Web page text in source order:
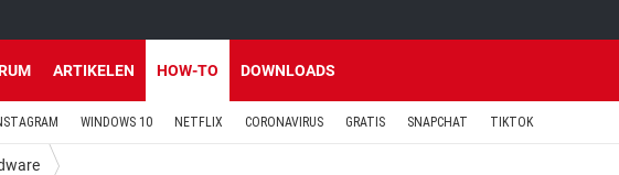
ARTIKELEN HOW-TO DOWNLOADS
WINDOWS 10 NETFLIX CORONAVIRUS GRATIS SNAPCHAT TIKTOK